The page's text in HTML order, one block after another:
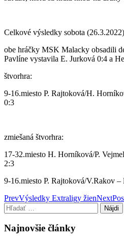
Celkové výsledky sobota
obe hráčky MSK Malacky obsadili
Pavlíne vystavila E. Jurková 0:4 a
štvorhra:
9-16.miesto P. Rajtoková/H.
0:3
zmiešaná štvorhra:
17-32.miesto H. Horníková/P.
2:3
9-16.miesto P. Rajtoková/V.Rakov
Post
navigation
PrevVýsledky Extraligy žienNext
Hľadať:
Najnovšie články